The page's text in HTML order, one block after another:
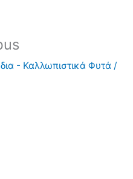
- Καλλωπιστικά Φυτά /